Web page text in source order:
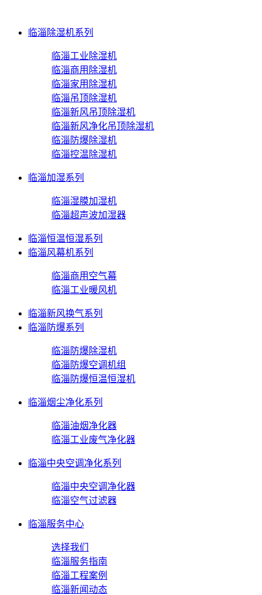
临淄除湿机系列
临淄工业除湿机
临淄商用除湿机
临淄家用除湿机
临淄吊顶除湿机
临淄新风吊顶除湿机
临淄新风净化吊顶除湿机
临淄防爆除湿机
临淄控温除湿机
临淄加湿系列
临淄湿膜加湿机
临淄超声波加湿器
临淄恒温恒湿系列
临淄风幕机系列
临淄商用空气幕
临淄工业暖风机
临淄新风换气系列
临淄防爆系列
临淄防爆除湿机
临淄防爆空调机组
临淄防爆恒温恒湿机
临淄烟尘净化系列
临淄油烟净化器
临淄工业废气净化器
临淄中央空调净化系列
临淄中央空调净化器
临淄空气过滤器
临淄服务中心
选择我们
临淄服务指南
临淄工程案例
临淄新闻动态